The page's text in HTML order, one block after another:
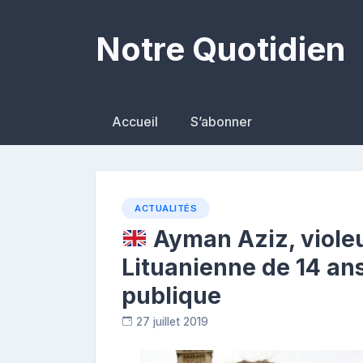
Notre Quotidien
Accueil S’abonner
ACTUALITÉS
Ayman Aziz,
Lituanienne de 14
publique
27 juillet 2019